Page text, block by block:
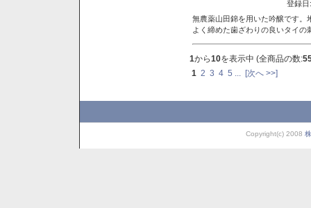
登録
無農薬山田錦を用いた吟醸です
よく締めた歯ざわりの良いタイ
1から10を表示中 (全商品の数:
1 2 3 4 5 [次へ >>]
Copyright(c) 2008